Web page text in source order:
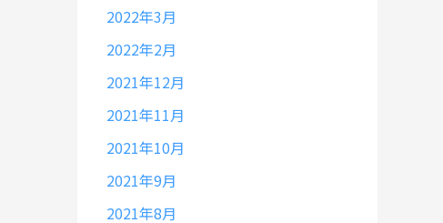
2022年3月
2022年2月
2021年12月
2021年11月
2021年10月
2021年9月
2021年8月